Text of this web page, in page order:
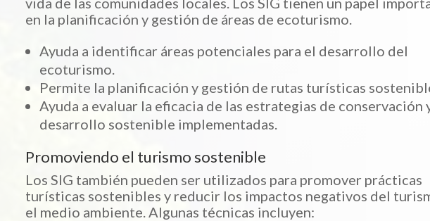
en la planificación y gestión de áreas de ecoturismo.
Ayuda a identificar áreas potenciales para el desarrollo del
ecoturismo.
Permite la planificación y gestión de rutas turísticas
Ayuda a evaluar la eficacia de las estrategias de conservación
desarrollo sostenible implementadas.
Promoviendo el turismo sostenible
Los SIG también pueden ser utilizados para promover prácticas
turísticas sostenibles y reducir los impactos negativos del
el medio ambiente. Algunas técnicas incluyen: